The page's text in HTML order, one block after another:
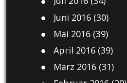
Juni 2016(30)
Mai 2016(39)
April 2016(39)
März 2016(31)